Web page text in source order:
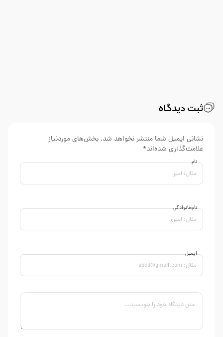
ثبت دیدگاه
نشانی ایمیل شما منتشر نخواهد شد. بخش‌های موردنیاز
علامت‌گذاری شده‌اند*
نام
نام‌خانوادگی
ایمیل